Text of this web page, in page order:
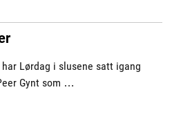
Lørdag i slusene satt igang
Gynt som …